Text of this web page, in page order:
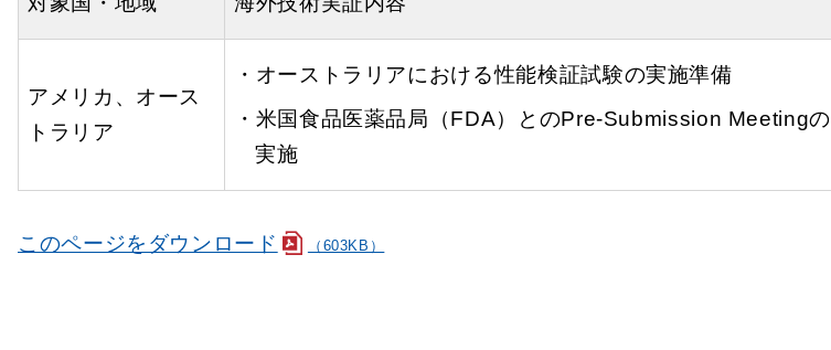
アメリカ、オース
トラリア
・オーストラリアにおける性能検証試験の実施準備
・米国食品医薬品局（FDA）とのPre-Submission Meetingの
実施
このページをダウンロード （603KB）